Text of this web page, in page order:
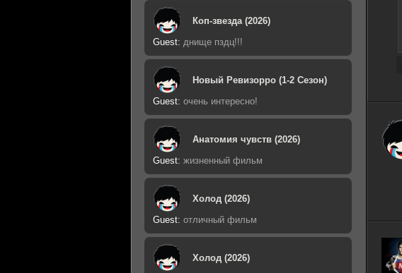
Коп-звезда (2026)
Guest: днище пздц!!!
Новый Ревизорро (1-2 Сезон)
Guest: очень интересно!
Анатомия чувств (2026)
Guest: жизненный фильм
Холод (2026)
Guest: отличный фильм
Холод (2026)